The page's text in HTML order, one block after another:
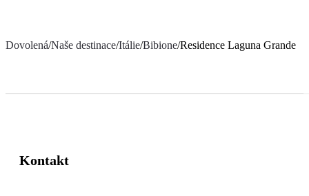
Dovolená/Naše destinace/Itálie/Bibione/Residence Laguna Grande
Kontakt